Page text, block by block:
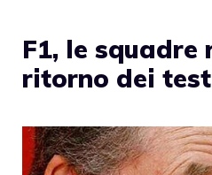
F1, le
ritorno dei test